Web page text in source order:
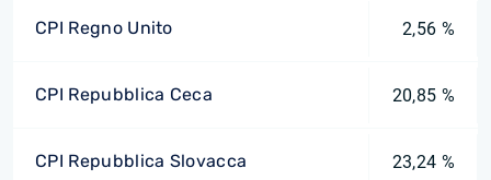
CPI Regno Unito 2,56 %
CPI Repubblica Ceca 20,85 %
CPI Repubblica Slovacca 23,24 %